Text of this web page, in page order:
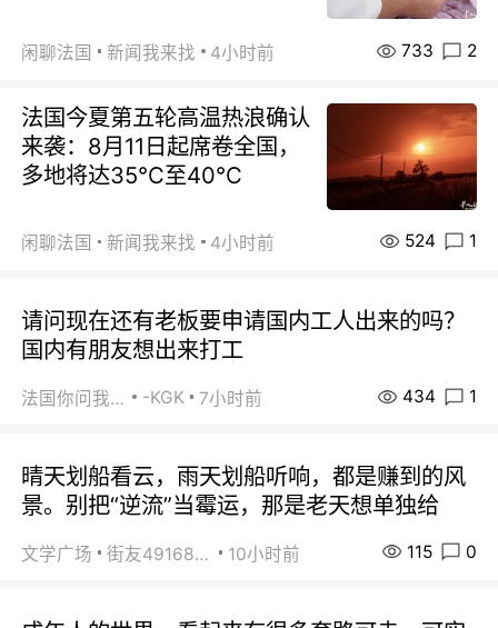
闲聊法国 新闻我来找 4小时前 733 2
法国今夏第五轮高温热浪确认
来袭：8月11日起席卷全国，
多地将达35℃至40℃
闲聊法国 新闻我来找 4小时前 524 1
请问现在还有老板要申请国内工人出来的吗？
国内有朋友想出来打工
法国你问我答 -KGK 7小时前 434 1
晴天划船看云，雨天划船听响，都是赚到的风
景。别把“逆流”当霉运，那是老天想单独给
文学广场 街友49168527 10小时前 115 0